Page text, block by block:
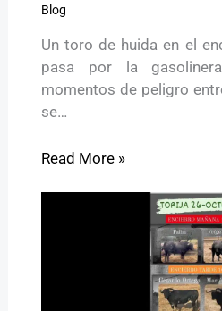
Blog
Un toro de huida en el
pasa por la
momentos de peligro
se…
Read More »